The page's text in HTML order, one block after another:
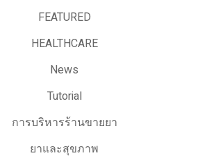
FEATURED
HEALTHCARE
News
Tutorial
การบริหารร้านขายยา
ยาและสุขภาพ